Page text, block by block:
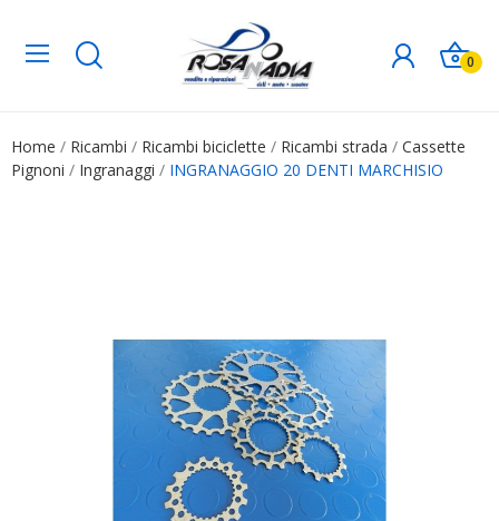
0
Home Ricambi Ricambi biciclette Ricambi strada
Cassette
Pignoni
Ingranaggi INGRANAGGIO 20 DENTI MARCHISIO